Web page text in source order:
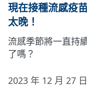
現在接種流感疫
太晚！
流感季節將一直持
了嗎？
2023 年 12 月 27 日